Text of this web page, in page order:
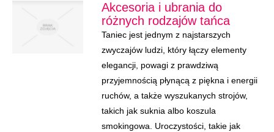
Akcesoria i ubrania do
różnych rodzajów tańca
Taniec jest jednym z najstarszych
zwyczajów ludzi, który łączy elementy
elegancji, powagi z prawdziwą
przyjemnością płynącą z piękna i energii
ruchów, a także wyszukanych strojów,
takich jak suknia albo koszula
smokingowa. Uroczystości, takie jak